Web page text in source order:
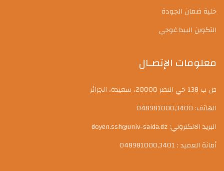
خلية ضمان الجودة
التكوين البيداغوجي
معلومات الإتصـال
ص ب 138 حي النصر 20000، سعيدة، الجزائر
الهاتف: 048981000,3400
البريد الالكتروني: doyen.ssh@univ-saida.dz
أمانة العميد : 048981000,3401